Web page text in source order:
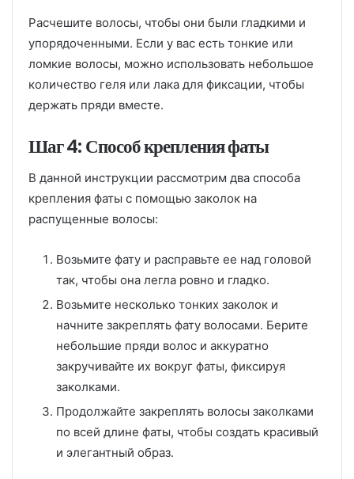
Расчешите волосы, чтобы они были гладкими и
упорядоченными. Если у вас есть тонкие или
ломкие волосы, можно использовать небольшое
количество геля или лака для фиксации, чтобы
держать пряди вместе.
Шаг 4: Способ крепления фаты
В данной инструкции рассмотрим два способа
крепления фаты с помощью заколок на
распущенные волосы:
Возьмите фату и расправьте ее над головой
так, чтобы она легла ровно и гладко.
Возьмите несколько тонких заколок и
начните закреплять фату волосами. Берите
небольшие пряди волос и аккуратно
закручивайте их вокруг фаты, фиксируя
заколками.
Продолжайте закреплять волосы заколками
по всей длине фаты, чтобы создать красивый
и элегантный образ.